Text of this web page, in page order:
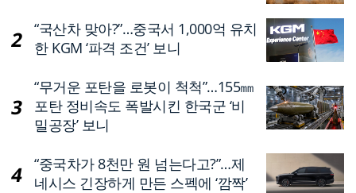
이“국산차 맞아?”…중국서 1,000억 유치
한 KGM ‘파격 조건’ 보니
“무거운 포탄을 로봇이 척척”…155㎜
포탄 정비속도 폭발시킨 한국군 ‘비
밀공장’ 보니
“중국차가 8천만 원 넘는다고?”…제
네시스 긴장하게 만든 스펙에 ‘깜짝’